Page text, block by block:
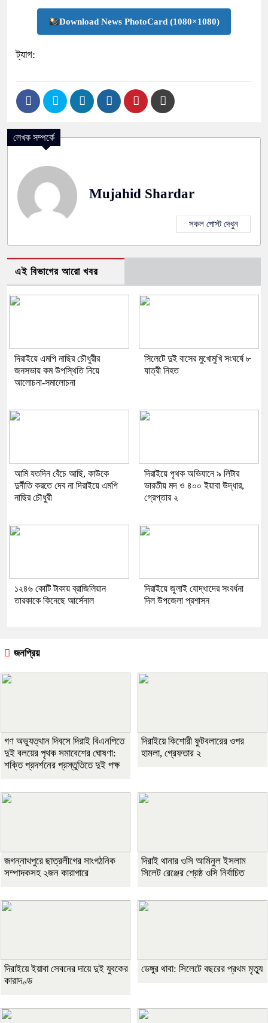
Download News PhotoCard (1080×1080)
ট্যাগ:
লেখক সম্পর্কে
Mujahid Shardar
সকল পোস্ট দেখুন
এই বিভাগের আরো খবর
দিরাইয়ে এমপি নাছির চৌধুরীর
জনসভায় কম উপস্থিতি নিয়ে
আলোচনা-সমালোচনা
সিলেটে দুই বাসের মুখোমুখি সংঘর্ষে ৮
যাত্রী নিহত
আমি যতদিন বেঁচে আছি, কাউকে
দুর্নীতি করতে দেব না দিরাইয়ে এমপি
নাছির চৌধুরী
দিরাইয়ে পৃথক অভিযানে ৯ লিটার
ভারতীয় মদ ও ৪০০ ইয়াবা উদ্ধার,
গ্রেপ্তার ২
১২৪৬ কোটি টাকায় ব্রাজিলিয়ান
তারকাকে কিনেছে আর্সেনাল
দিরাইয়ে জুলাই যোদ্ধাদের সংবর্ধনা
দিল উপজেলা প্রশাসন
জনপ্রিয়
গণ অভ্যুত্থান দিবসে দিরাই বিএনপিতে
দুই বলয়ের পৃথক সমাবেশের ঘোষণা:
শক্তি প্রদর্শনের প্রস্তুতিতে দুই পক্ষ
দিরাইয়ে কিশোরী ফুটবলারের ওপর
হামলা, গ্রেফতার ২
জগন্নাথপুরে ছাত্রলীগের সাংগঠনিক
সম্পাদকসহ ২জন কারাগারে
দিরাই থানার ওসি আমিনুল ইসলাম
সিলেট রেঞ্জের শ্রেষ্ঠ ওসি নির্বাচিত
দিরাইয়ে ইয়াবা সেবনের দায়ে দুই যুবকের
কারাদণ্ড
ডেঙ্গুর থাবা: সিলেটে বছরের প্রথম মৃত্যু